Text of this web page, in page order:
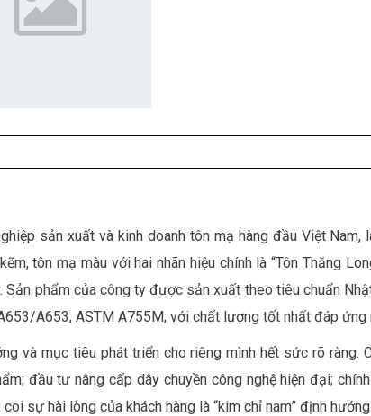
sản xuất và kinh doanh tôn mạ hàng đầu Việt
tôn mạ màu với hai nhãn hiệu chính là “Tôn Thăng
phẩm của công ty được sản xuất theo tiêu chuẩn
A653; ASTM A755M; với chất lượng tốt nhất đáp
và mục tiêu phát triển cho riêng mình hết sức rõ ràng.
đầu tư nâng cấp dây chuyền công nghệ hiện đại;
sự hài lòng của khách hàng là “kim chỉ nam” định